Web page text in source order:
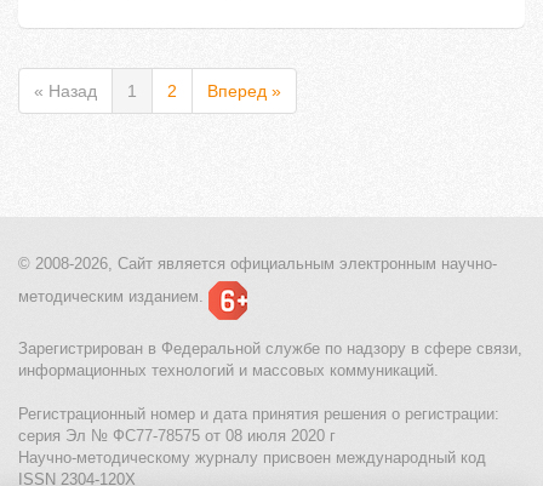
« Назад 1 2 Вперед »
© 2008-2026, Сайт является официальным электронным научно-
методическим изданием.
Зарегистрирован в Федеральной службе по надзору в сфере связи,
информационных технологий и массовых коммуникаций.
Регистрационный номер и дата принятия решения о регистрации:
серия Эл № ФС77-78575 от 08 июля 2020 г
Научно-методическому журналу присвоен международный код
ISSN 2304-120X